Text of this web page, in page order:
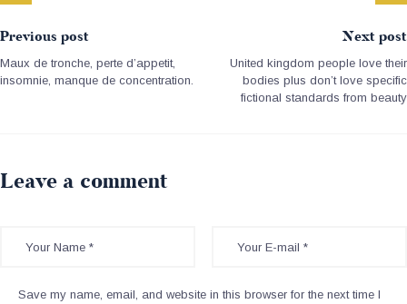
Previous post
Maux de tronche, perte d’appetit,
insomnie, manque de concentration.
Next post
United kingdom people love their
bodies plus don’t love specific
fictional standards from beauty
Leave a comment
Save my name, email, and website in this browser for the next time I